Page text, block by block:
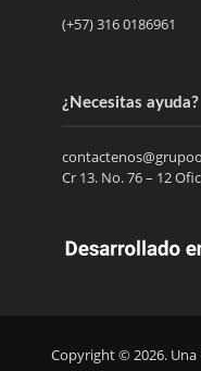
(+57) 316 0186961
¿Necesitas ayuda?
Cr 13. No. 76 – 12
Copyright © 2026. Una